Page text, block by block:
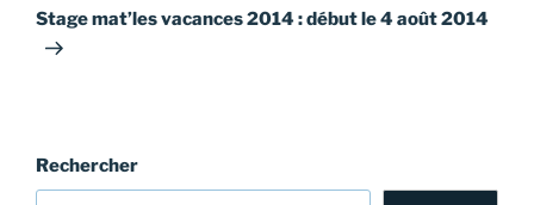
suivant
Stage mat’les vacances 2014 : début le 4 août 2014
Rechercher